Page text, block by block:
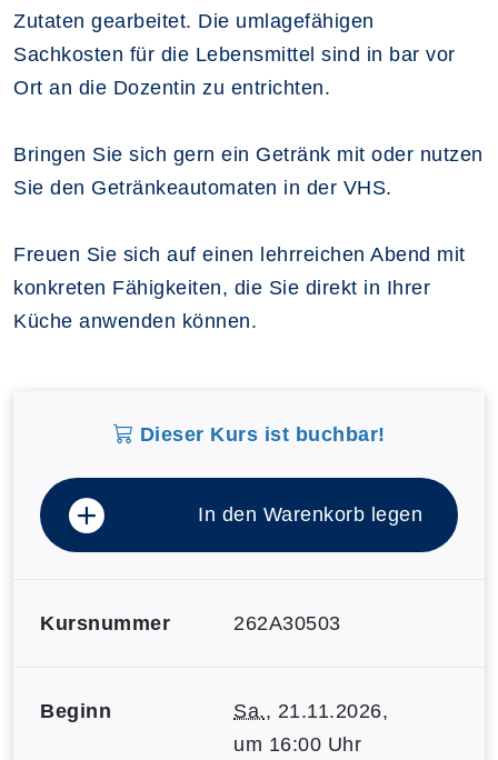
Zutaten gearbeitet. Die umlagefähigen
Sachkosten für die Lebensmittel sind in bar vor
Ort an die Dozentin zu entrichten.
Bringen Sie sich gern ein Getränk mit oder nutzen
Sie den Getränkeautomaten in der VHS.
Freuen Sie sich auf einen lehrreichen Abend mit
konkreten Fähigkeiten, die Sie direkt in Ihrer
Küche anwenden können.
Dieser Kurs ist buchbar!
In den Warenkorb legen
Kursnummer 262A30503
Beginn Sa., 21.11.2026,
um 16:00 Uhr